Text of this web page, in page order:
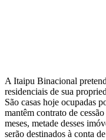
A Itaipu Binacional
residenciais de sua
São casas hoje ocupadas
mantêm contrato de
meses, metade desses
serão destinados à conta